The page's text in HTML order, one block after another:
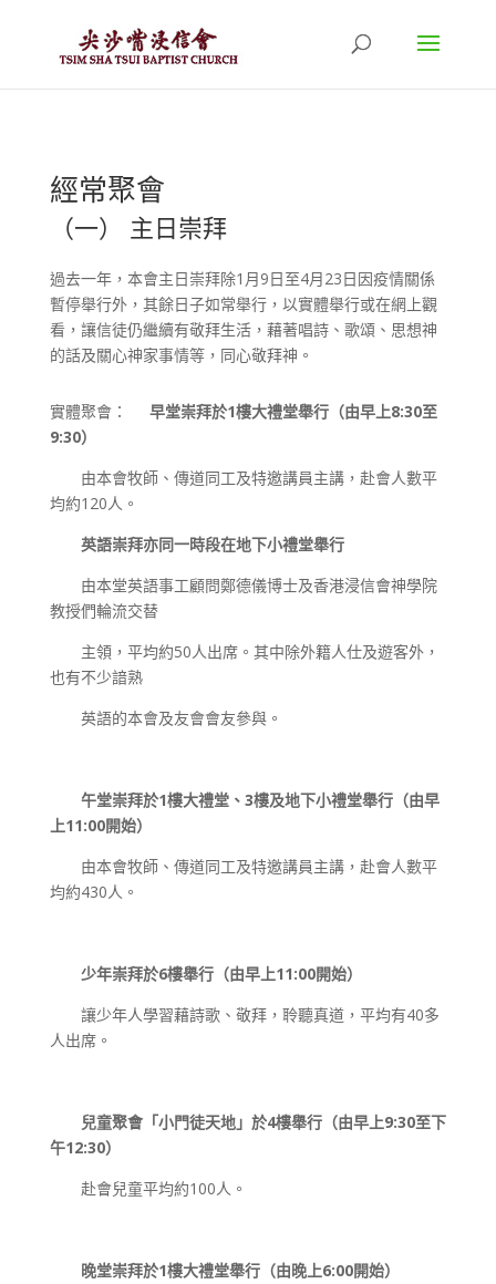
經常聚會
（一） 主日崇拜
過去一年，本會主日崇拜除1月9日至4月23日因疫情關係
暫停舉行外，其餘日子如常舉行，以實體舉行或在網上觀
看，讓信徒仍繼續有敬拜生活，藉著唱詩、歌頌、思想神
的話及關心神家事情等，同心敬拜神。
實體聚會： 早堂崇拜於1樓大禮堂舉行（由早上8:30至
9:30）
由本會牧師、傳道同工及特邀講員主講，赴會人數平
均約120人。
英語崇拜亦同一時段在地下小禮堂舉行
由本堂英語事工顧問鄭德儀博士及香港浸信會神學院
教授們輪流交替
主領，平均約50人出席。其中除外籍人仕及遊客外，
也有不少諳熟
英語的本會及友會會友參與。
午堂崇拜於1樓大禮堂、3樓及地下小禮堂舉行（由早
上11:00開始）
由本會牧師、傳道同工及特邀講員主講，赴會人數平
均約430人。
少年崇拜於6樓舉行（由早上11:00開始）
讓少年人學習藉詩歌、敬拜，聆聽真道，平均有40多
人出席。
兒童聚會「小門徒天地」於4樓舉行（由早上9:30至下
午12:30）
赴會兒童平均約100人。
晚堂崇拜於1樓大禮堂舉行（由晚上6:00開始）